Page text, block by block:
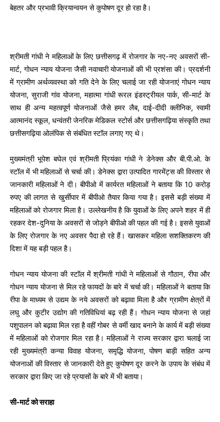
बेहतर और प्रभावी क्रियान्वयन से कुपोषण दूर हो रहा है।
श्रीमती गांधी ने महिलाओं के लिए छत्तीसगढ़ में रोजगार के नए-नए अवसरों सी-
मार्ट, गोधन न्याय योजना जैसी नवाचारी योजनाओं की भी प्रशंसा की। प्रदर्शनी
में ग्रामीण अर्थव्यवस्था को गति देने के लिए चलाई जा रही योजनाएं गोधन न्याय
योजना, सुराजी गांव योजना, महात्मा गांधी रूरल इंडस्ट्रीयल पार्क, सी-मार्ट के
साथ ही अन्य महत्वपूर्ण योजनाओं जैसे हमर लैब, दाई-दीदी क्लीनिक, स्वामी
आत्मानंद स्कूल, धन्वंतरी जेनरिक मेडिकल स्टोर्स और छत्तीसगढ़िया संस्कृति तथा
छत्तीसगढ़िया ओलंपिक से संबंधित स्टॉल लगाए गए थे।
मुख्यमंत्री भूपेश बघेल एवं श्रीमती प्रियंका गांधी ने डेनेक्स और बी.पी.ओ. के
स्टॉल में भी महिलाओं से चर्चा की। डेनेक्स द्वारा उत्पादित गारमेंट्स की विस्तार से
जानकारी महिलाओं ने दी। बीपीओ में कार्यरत महिलाओं ने बताया कि 10 करोड़
रुपए की लागत से खुर्सीपार में बीपीओ तैयार किया गया है। इससेे बड़ी संख्या में
महिलाओं को रोजगार मिला है। उल्लेखनीय है कि युवाओं के लिए अपने शहर में ही
रहकर देश-दुनिया के अवसरों से जोड़ने बीपीओ की पहल की गई है। इससे युवाओं
के लिए रोजगार के नए अवसर पैदा हो रहे हैं। खासकर महिला सशक्तिकरण की
दिशा में यह बड़ी पहल है।
गोधन न्याय योजना की स्टॉल में श्रीमती गांधी ने महिलाओं से गौठान, रीपा और
गोधन न्याय योजना से मिल रहे फायदों के बारे में चर्चा की। महिलाओं ने बताया कि
रीपा के माध्यम से उद्यम के नये अवसरों को बढ़ावा मिला है और ग्रामीण क्षेत्रों में
लघु और कुटीर उद्योग की गतिविधियां बढ़ रही हैं। गोधन न्याय योजना से जहां
पशुपालन को बढ़ावा मिल रहा है वहीं गोबर से वर्मी खाद बनाने के कार्य में बड़ी संख्या
में महिलाओं को रोजगार मिल रहा है। महिलाओं ने राज्य सरकार द्वारा चलाई जा
रही मुख्यमंत्री कन्या विवाह योजना, समृद्धि योजना, पोषण बाड़ी सहित अन्य
योजनाओं की विस्तार से जानकारी देते हुए कुपोषण दूर करने के उपाय के संबंध में
सरकार द्वारा किए जा रहे प्रयासों के बारे में भी बताया।
सी-मार्ट को सराहा